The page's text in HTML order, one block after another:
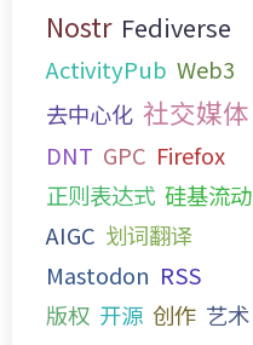
Nostr Fediverse
ActivityPub Web3
去中心化 社交媒体
DNT GPC Firefox
正则表达式 硅基流动
AIGC 划词翻译
Mastodon RSS
版权 开源 创作 艺术